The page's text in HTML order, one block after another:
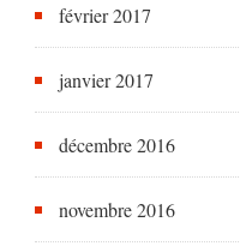
février 2017
janvier 2017
décembre 2016
novembre 2016